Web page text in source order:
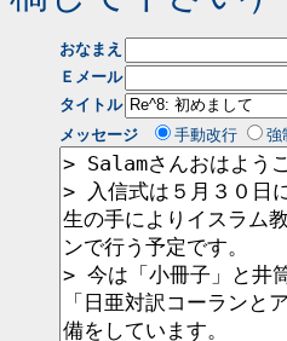
おなまえ
Ｅメール
タイトル
メッセージ
手動改行 強